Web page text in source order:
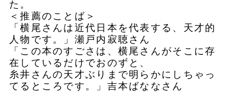
た。
＜推薦のことば＞
「横尾さんは近代日本を代表する、天才的
人物です。」瀬戸内寂聴さん
「この本のすごさは、横尾さんがそこに存
在しているだけでおのずと、
糸井さんの天才ぶりまで明らかにしちゃっ
てるところです。」吉本ばななさん